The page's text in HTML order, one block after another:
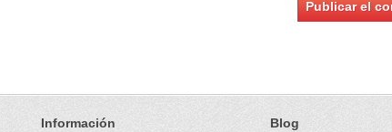
Información Blog